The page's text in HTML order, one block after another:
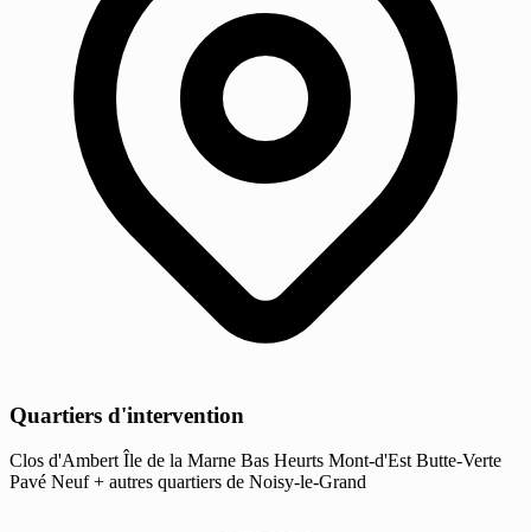
Quartiers d'intervention
Clos d'AmbertÎle de la Marne Bas Heurts Mont-d'EstButte-Verte
Pavé Neuf+ autres quartiers de Noisy-le-Grand